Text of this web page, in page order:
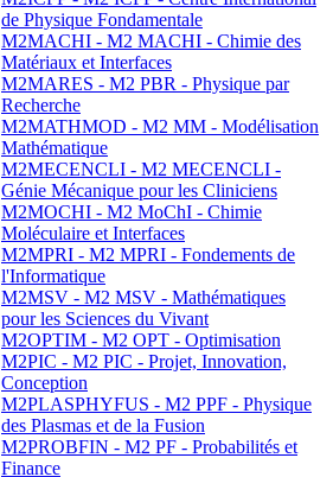
de Physique Fondamentale
M2MACHI - M2 MACHI - Chimie des
Matériaux et Interfaces
M2MARES - M2 PBR - Physique par
Recherche
M2MATHMOD - M2 MM - Modélisation
Mathématique
M2MECENCLI - M2 MECENCLI -
Génie Mécanique pour les Cliniciens
M2MOCHI - M2 MoChI - Chimie
Moléculaire et Interfaces
M2MPRI - M2 MPRI - Fondements de
l'Informatique
M2MSV - M2 MSV - Mathématiques
pour les Sciences du Vivant
M2OPTIM - M2 OPT - Optimisation
M2PIC - M2 PIC - Projet, Innovation,
Conception
M2PLASPHYFUS - M2 PPF - Physique
des Plasmas et de la Fusion
M2PROBFIN - M2 PF - Probabilités et
Finance